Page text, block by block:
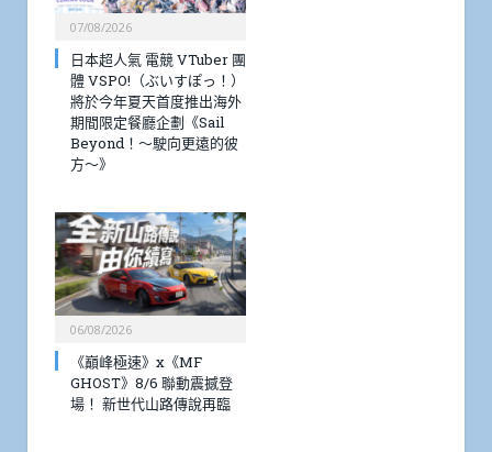
07/08/2026
日本超人氣 電競 VTuber 團
體 VSPO!（ぶいすぽっ！）
將於今年夏天首度推出海外
期間限定餐廳企劃《Sail
Beyond！～駛向更遠的彼
方～》
06/08/2026
《巔峰極速》x《MF
GHOST》8/6 聯動震撼登
場！ 新世代山路傳說再臨